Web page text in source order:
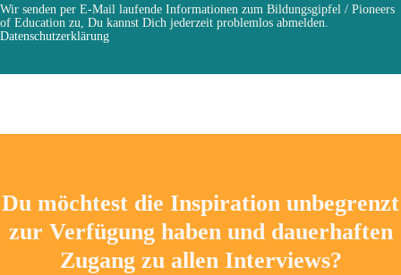
Wir senden per E-Mail laufende Informationen zum Bildungsgipfel / Pioneers
of Education zu, Du kannst Dich jederzeit problemlos abmelden.
Datenschutzerklärung
Du möchtest die Inspiration unbegrenzt
zur Verfügung haben und dauerhaften
Zugang zu allen Interviews?